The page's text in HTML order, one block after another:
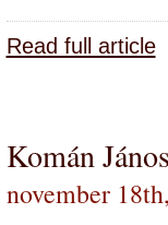
Read full article
Komán
november